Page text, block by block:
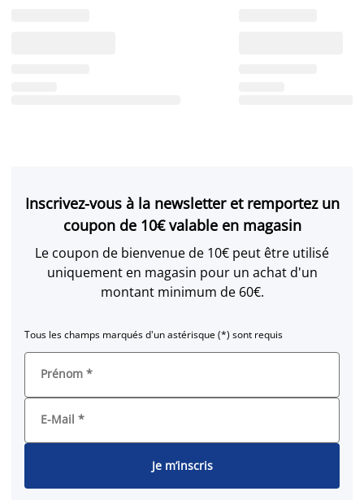
Inscrivez-vous à la newsletter et remportez un
coupon de 10€ valable en magasin
Le coupon de bienvenue de 10€ peut être utilisé
uniquement en magasin pour un achat d'un
montant minimum de 60€.
Tous les champs marqués d'un astérisque (*) sont requis
Prénom *
E-Mail *
Je m’inscris